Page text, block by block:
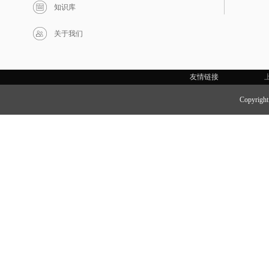
知识库
关于我们
友情链接